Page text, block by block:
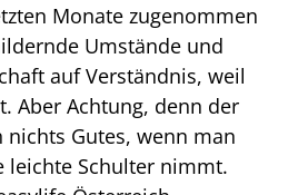
Monate zugenommen
Umstände und
auf Verständnis, weil
Aber Achtung, denn der
Gutes, wenn man
leichte Schulter nimmt.